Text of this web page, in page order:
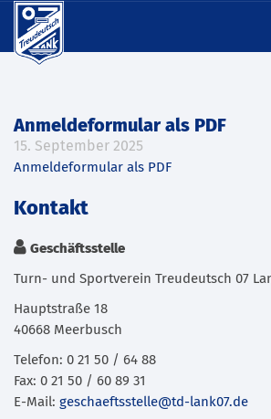
Anmeldeformular als PDF
15. September 2025
Anmeldeformular als PDF
Kontakt
Geschäftsstelle
Turn- und Sportverein Treudeutsch 07
Hauptstraße 18
40668 Meerbusch
Telefon: 0 21 50 / 64 88
Fax: 0 21 50 / 60 89 31
E-Mail: geschaeftsstelle@td-lank07.de